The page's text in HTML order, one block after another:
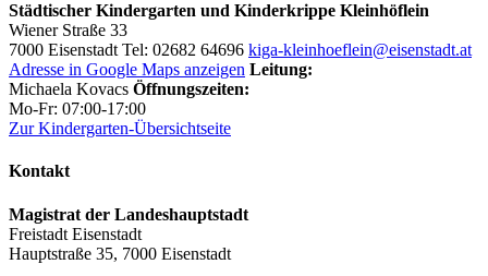
Städtischer Kindergarten und Kinderkrippe Kleinhöflein
Wiener Straße 33
7000 Eisenstadt Tel: 02682 64696 kiga-kleinhoeflein@eisenstadt.at
Adresse in Google Maps anzeigen Leitung:
Michaela Kovacs Öffnungszeiten:
Mo-Fr: 07:00-17:00
Zur Kindergarten-Übersichtseite
Kontakt
Magistrat der Landeshauptstadt
Freistadt Eisenstadt
Hauptstraße 35, 7000 Eisenstadt